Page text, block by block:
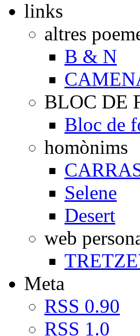
links
altres
B & N
BLOC DE
Bloc de
homònims
Selene
Desert
web
Meta
RSS 0.90
RSS 1.0